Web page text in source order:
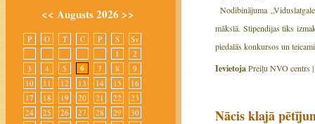
Nodibinājuma
mākslā. Stipendijas tiks
piedalās konkursos un
IevietojaPreiļu NVO centrs |
Nācis klajā
<< Augusts 2026 >>
P O T C P S
Sv
1
2
3
4 5 6 7 8
9
10
11 12 13 14 15
16
17
18 19 20 21 22
23
24
25 26 27 28 29
30